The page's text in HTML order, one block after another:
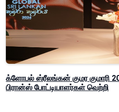
க்ளோபல் ஸ்ரீலங்கன் குமர குமாரி
பிரான்ஸ் போட்டியாளர்கள் வெற்றி